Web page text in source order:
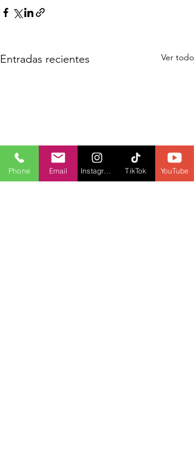
Entradas recientes Ver todo
Phone Email TikTok YouTube